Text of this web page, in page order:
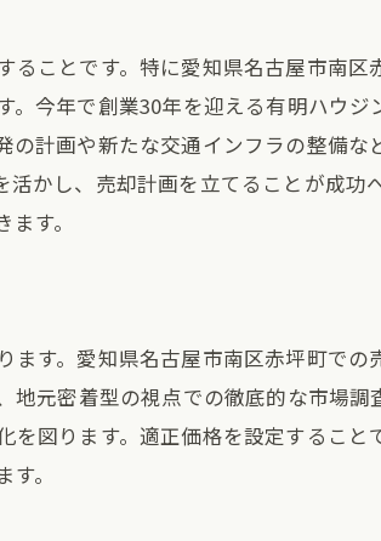
サポート
却プラン
アップ体制
コツ
めのヒント
の対策
回避法
ーションの重要性
ことです。特に愛知県名古屋市南
今年で創業30年を迎える有明ハウ
計画や新たな交通インフラの整備な
かし、売却計画を立てることが成功
す。
す。愛知県名古屋市南区赤坪町で
元密着型の視点での徹底的な市場調
図ります。適正価格を設定すること
。